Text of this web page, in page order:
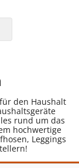
den Haushalt
rund um das
hochwertige
Leggings